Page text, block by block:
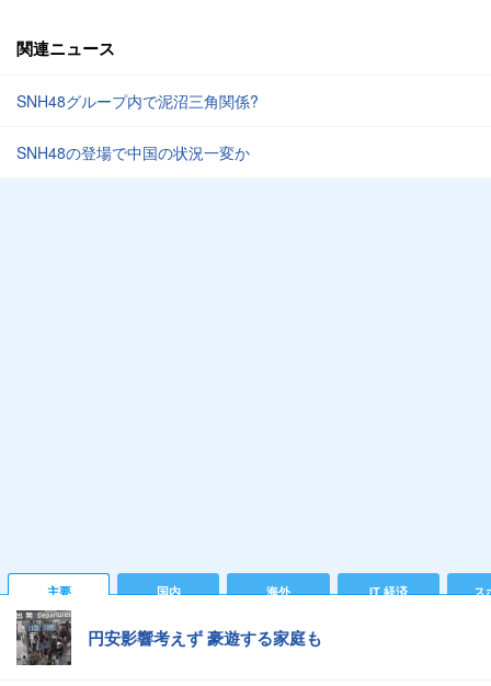
関連ニュース
SNH48グループ内で泥沼三角関係?
SNH48の登場で中国の状況一変か
主要 国内 海外 IT 経済 ス
円安影響考えず 豪遊する家庭も